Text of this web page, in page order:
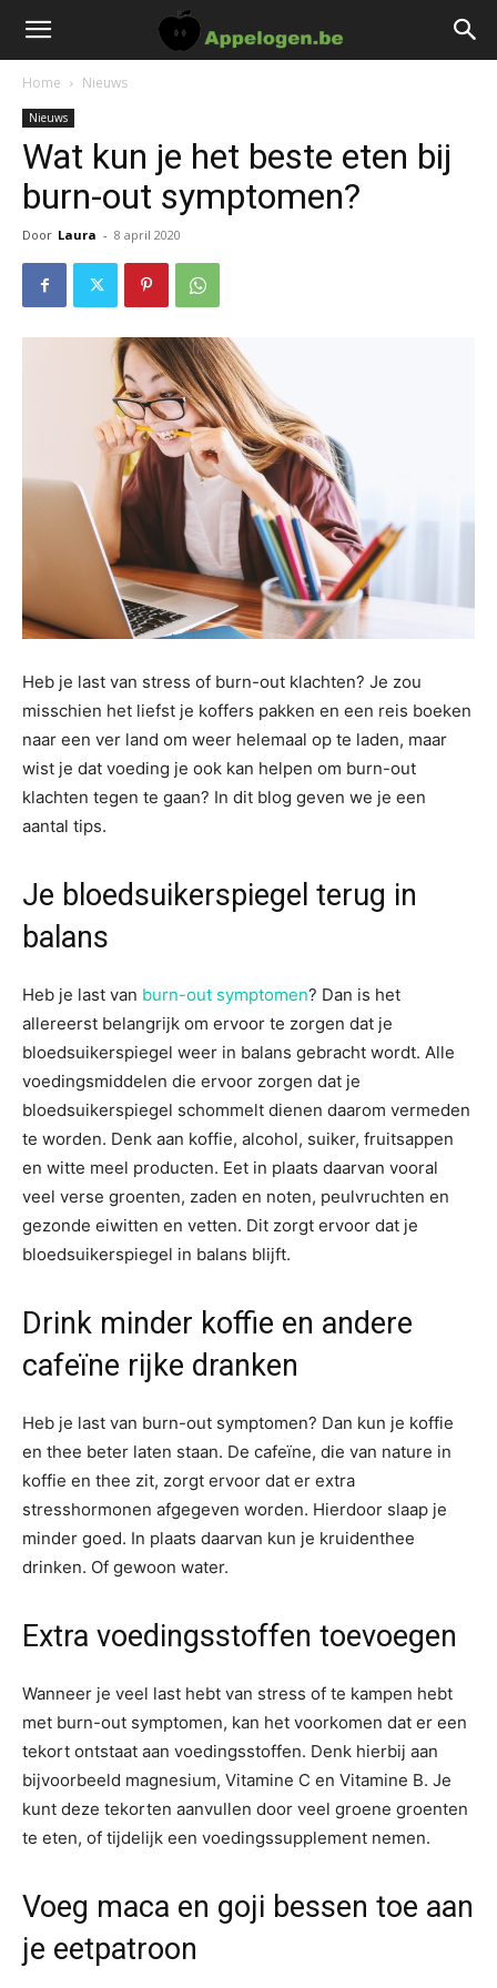
Home Nieuws
Nieuws
Wat kun je het beste eten bij
burn-out symptomen?
Door Laura - 8 april 2020
Heb je last van stress of burn-out klachten? Je zou
misschien het liefst je koffers pakken en een reis boeken
naar een ver land om weer helemaal op te laden, maar
wist je dat voeding je ook kan helpen om burn-out
klachten tegen te gaan? In dit blog geven we je een
aantal tips.
Je bloedsuikerspiegel terug in
balans
Heb je last van burn-out symptomen? Dan is het
allereerst belangrijk om ervoor te zorgen dat je
bloedsuikerspiegel weer in balans gebracht wordt. Alle
voedingsmiddelen die ervoor zorgen dat je
bloedsuikerspiegel schommelt dienen daarom vermeden
te worden. Denk aan koffie, alcohol, suiker, fruitsappen
en witte meel producten. Eet in plaats daarvan vooral
veel verse groenten, zaden en noten, peulvruchten en
gezonde eiwitten en vetten. Dit zorgt ervoor dat je
bloedsuikerspiegel in balans blijft.
Drink minder koffie en andere
cafeïne rijke dranken
Heb je last van burn-out symptomen? Dan kun je koffie
en thee beter laten staan. De cafeïne, die van nature in
koffie en thee zit, zorgt ervoor dat er extra
stresshormonen afgegeven worden. Hierdoor slaap je
minder goed. In plaats daarvan kun je kruidenthee
drinken. Of gewoon water.
Extra voedingsstoffen toevoegen
Wanneer je veel last hebt van stress of te kampen hebt
met burn-out symptomen, kan het voorkomen dat er een
tekort ontstaat aan voedingsstoffen. Denk hierbij aan
bijvoorbeeld magnesium, Vitamine C en Vitamine B. Je
kunt deze tekorten aanvullen door veel groene groenten
te eten, of tijdelijk een voedingssupplement nemen.
Voeg maca en goji bessen toe aan
je eetpatroon